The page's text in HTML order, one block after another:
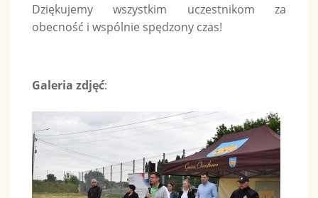
Dziękujemy wszystkim uczestnikom za
obecność i wspólnie spędzony czas!
Galeria zdjęć: